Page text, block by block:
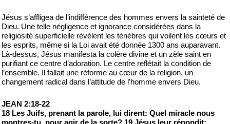
Jésus s’affligea de l’indifférence des hommes envers la sainteté de
Dieu. Une telle négligence et ignorance considérées dans la
religiosité superficielle révèlent les ténèbres qui voilent les cœurs et
les esprits, même si la Loi avait été donnée 1300 ans auparavant.
Là-dessus, Jésus manifesta la colère divine et un zèle saint en
purifiant ce centre d’adoration. Le centre reflétait la condition de
l’ensemble. Il fallait une réforme au cœur de la religion, un
changement radical dans l’attitude de l’homme envers Dieu.
JEAN 2:18-22
18 Les Juifs, prenant la parole, lui dirent: Quel miracle nous
montres-tu, pour agir de la sorte? 19 Jésus leur répondit: